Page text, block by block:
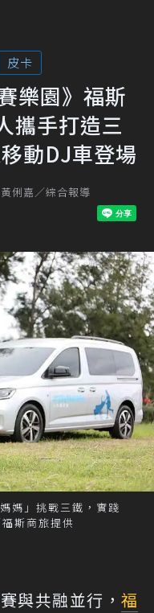
皮卡
樂園》福斯
攜手打造三
動DJ車登場
俐嘉／綜合報導
媽」挑戰三鐵，實踐
斯商旅提供
與共融並行， 福